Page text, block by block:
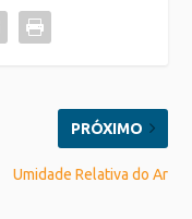
PRÓXIMO
Umidade Relativa do Ar